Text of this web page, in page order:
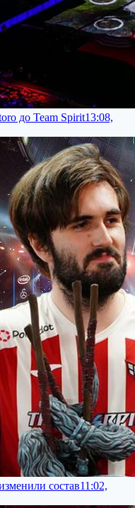
до Team Spirit13:08,
состав11:02,